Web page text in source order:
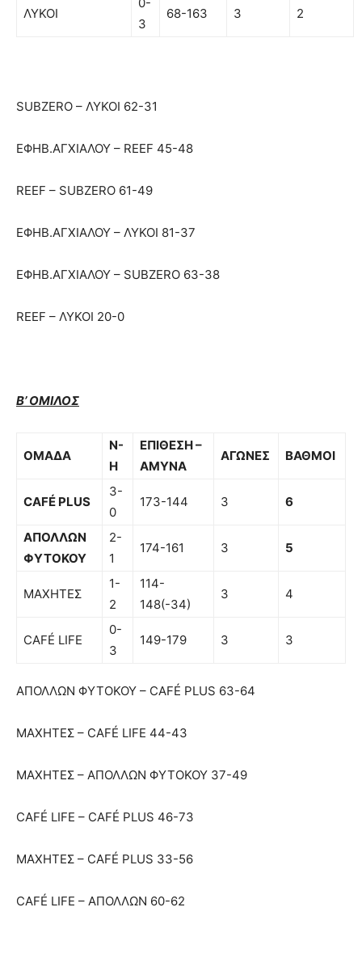
ΛΥΚΟΙ
3
68-163 3 2
SUBZERO – ΛΥΚΟΙ 62-31
ΕΦΗΒ.ΑΓΧΙΑΛΟΥ – REEF 45-48
REEF – SUBZERO 61-49
ΕΦΗΒ.ΑΓΧΙΑΛΟΥ – ΛΥΚΟΙ 81-37
ΕΦΗΒ.ΑΓΧΙΑΛΟΥ – SUBZERO 63-38
REEF – ΛΥΚΟΙ 20-0
Β’ ΟΜΙΛΟΣ
ΟΜΑΔΑ
Ν-
Η
ΕΠΙΘΕΣΗ –
ΑΜΥΝΑ
ΑΓΩΝΕΣ ΒΑΘΜΟΙ
CAFÉ PLUS
3-
0
173-144 3 6
ΑΠΟΛΛΩΝ
ΦΥΤΟΚΟΥ
2-
1
174-161 3 5
ΜΑΧΗΤΕΣ
1-
2
114-
148(-34)
3 4
CAFÉ LIFE
0-
3
149-179 3 3
ΑΠΟΛΛΩΝ ΦΥΤΟΚΟΥ – CAFÉ PLUS 63-64
ΜΑΧΗΤΕΣ – CAFÉ LIFE 44-43
ΜΑΧΗΤΕΣ – ΑΠΟΛΛΩΝ ΦΥΤΟΚΟΥ 37-49
CAFÉ LIFE – CAFÉ PLUS 46-73
ΜΑΧΗΤΕΣ – CAFÉ PLUS 33-56
CAFÉ LIFE – ΑΠΟΛΛΩΝ 60-62